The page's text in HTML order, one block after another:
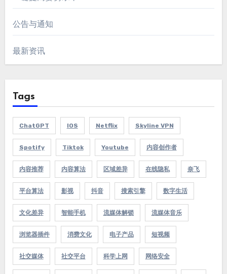
公告与通知
最新资讯
Tags
ChatGPT IOS Netflix Skyline VPN
Spotify Tiktok Youtube 内容创作者
内容推荐 内容算法 区域差异 在线隐私 奈飞
平台算法 影视 抖音 搜索引擎 数字生活
文化差异 智能手机 流媒体解锁 流媒体音乐
浏览器插件 消费文化 电子产品 短视频
社交媒体 社交平台 科学上网 网络安全